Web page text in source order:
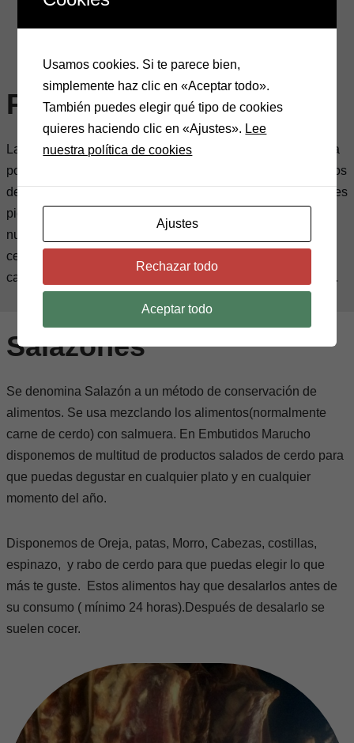
Panceta Ahumada
La panceta Ahumada de Embutidos Marucho se caracteriza
por tener una carne especial, escogiendo los mejores cerdos
de la provincia de Ourense y alimentándolos con los mejores
piensos de la zona para ofrecer un producto de calidad a
nuestros clientes. Tocino y magro de la parte central del
cerdo son tratados con el tradicional proceso de curación
característico de la casa para ofrecer un producto exquisito.
Salazones
Se denomina Salazón a un método de conservación de
alimentos. Se usa mezclando los alimentos(normalmente
carne de cerdo) con salmuera. En Embutidos Marucho
disponemos de multitud de productos salados de cerdo para
que puedas degustar en cualquier plato y en cualquier
momento del año.
Disponemos de Oreja, patas, Morro, Cabezas, costillas,
espinazo, y rabo de cerdo para que puedas elegir lo que
más te guste. Estos alimentos hay que desalarlos antes de
su consumo ( mínimo 24 horas).Después de desalarlo se
suelen cocer.
Usamos cookies. Si te parece bien,
simplemente haz clic en «Aceptar todo».
También puedes elegir qué tipo de cookies
quieres haciendo clic en «Ajustes». Lee
nuestra política de cookies
Ajustes
Rechazar todo
Aceptar todo